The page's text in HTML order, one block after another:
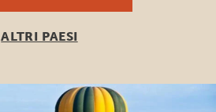
ALTRI PAESI